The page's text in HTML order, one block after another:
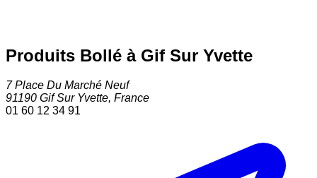
Produits Bollé à Gif Sur Yvette
7 Place Du Marché Neuf
91190 Gif Sur Yvette, France
01 60 12 34 91